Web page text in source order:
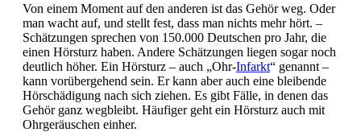
Von einem Moment auf den anderen ist das Gehör weg. Oder
man wacht auf, und stellt fest, dass man nichts mehr hört. –
Schätzungen sprechen von 150.000 Deutschen pro Jahr, die
einen Hörsturz haben. Andere Schätzungen liegen sogar noch
deutlich höher. Ein Hörsturz – auch „Ohr-Infarkt“ genannt –
kann vorübergehend sein. Er kann aber auch eine bleibende
Hörschädigung nach sich ziehen. Es gibt Fälle, in denen das
Gehör ganz wegbleibt. Häufiger geht ein Hörsturz auch mit
Ohrgeräuschen einher.